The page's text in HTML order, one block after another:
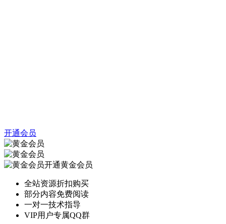
开通会员
开通黄金会员
全站资源折扣购买
部分内容免费阅读
一对一技术指导
VIP用户专属QQ群